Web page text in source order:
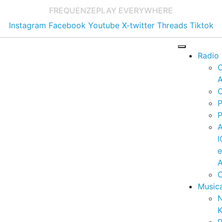
FREQUENZEPLAY EVERYWHERE
Instagram Facebook Youtube X-twitter Threads Tiktok
Radio
e